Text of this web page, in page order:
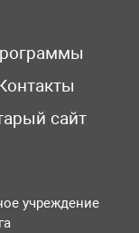
сайт
учреждение